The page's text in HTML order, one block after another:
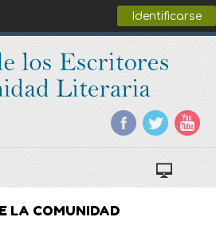
Identificarse
LA COMUNIDAD